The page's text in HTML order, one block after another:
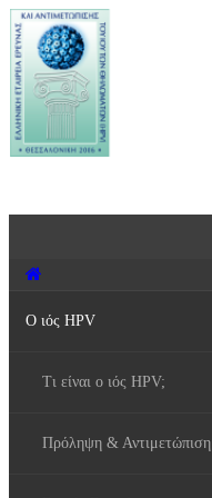
Ο ιός HPV
Τι είναι ο ιός HPV;
Πρόληψη & Αντιμετώπιση